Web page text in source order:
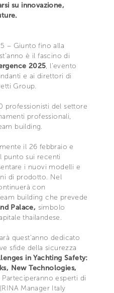
su innovazione,
– Giunto fino alla
è il fascino di
2025, l’evento
e ai direttori di
Group.
professionisti del settore
professionali,
building.
il 26 febbraio e
punto sui recenti
i nuovi modelli e
di prodotto. Nel
con
building che prevede
Palace, simbolo
thailandese.
quest’anno dedicato
sfide della sicurezza
in Yachting Safety:
New Technologies,
Parteciperanno esperti di
Manager Italy